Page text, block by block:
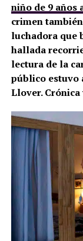
niño de 9 años
crimen
luchadora que
hallada
lectura de la
público estuvo
Llover.